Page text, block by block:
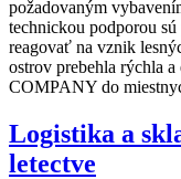
požadovaným
technickou podporou sú
reagovať na vznik
ostrov prebehla rýchla
COMPANY do
Logistika a
letectve